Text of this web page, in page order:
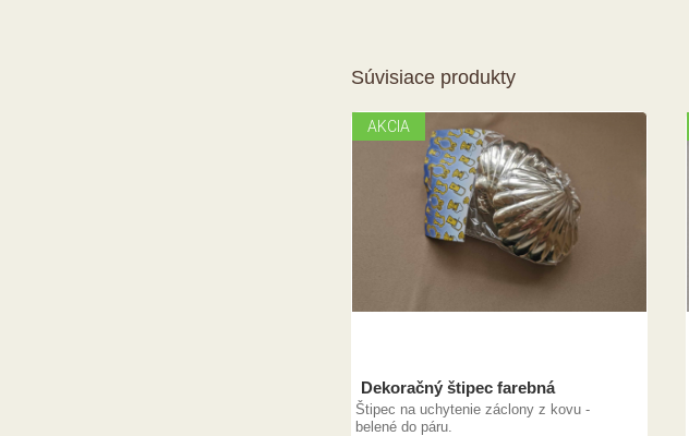
Súvisiace produkty
AKCIA
Dekoračný štipec farebná
Štipec na uchytenie záclony z kovu -
belené do páru.